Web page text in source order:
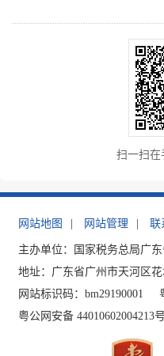
扫一扫在
网站地图 网站管理 联
主办单位：国家税务总局广
地址：广东省广州市天河区花
网站标识码：bm29190001
粤公网安备 44010602004213号